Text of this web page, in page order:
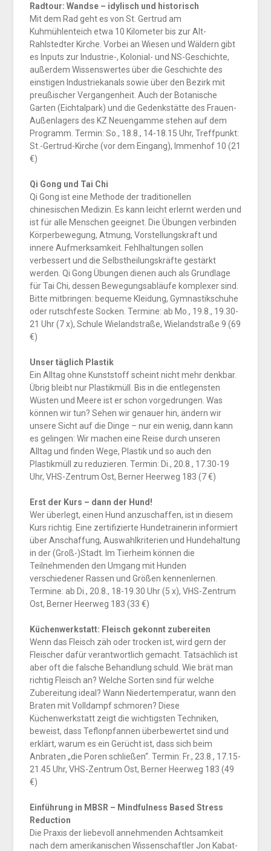
Radtour: Wandse – idylisch und historisch
Mit dem Rad geht es von St. Gertrud am
Kuhmühlenteich etwa 10 Kilometer bis zur Alt-
Rahlstedter Kirche. Vorbei an Wiesen und Wäldern gibt
es Inputs zur Industrie-, Kolonial- und NS-Geschichte,
außerdem Wissenswertes über die Geschichte des
einstigen Industriekanals sowie über den Bezirk mit
preußischer Vergangenheit. Auch der Botanische
Garten (Eichtalpark) und die Gedenkstätte des Frauen-
Außenlagers des KZ Neuengamme stehen auf dem
Programm. Termin: So., 18.8., 14-18.15 Uhr, Treffpunkt:
St.-Gertrud-Kirche (vor dem Eingang), Immenhof 10 (21
€)
Qi Gong und Tai Chi
Qi Gong ist eine Methode der traditionellen
chinesischen Medizin. Es kann leicht erlernt werden und
ist für alle Menschen geeignet. Die Übungen verbinden
Körperbewegung, Atmung, Vorstellungskraft und
innere Aufmerksamkeit. Fehlhaltungen sollen
verbessert und die Selbstheilungskräfte gestärkt
werden. Qi Gong Übungen dienen auch als Grundlage
für Tai Chi, dessen Bewegungsabläufe komplexer sind.
Bitte mitbringen: bequeme Kleidung, Gymnastikschuhe
oder rutschfeste Socken. Termine: ab Mo., 19.8., 19.30-
21 Uhr (7 x), Schule Wielandstraße, Wielandstraße 9 (69
€)
Unser täglich Plastik
Ein Alltag ohne Kunststoff scheint nicht mehr denkbar.
Übrig bleibt nur Plastikmüll. Bis in die entlegensten
Wüsten und Meere ist er schon vorgedrungen. Was
können wir tun? Sehen wir genauer hin, ändern wir
unsere Sicht auf die Dinge – nur ein wenig, dann kann
es gelingen: Wir machen eine Reise durch unseren
Alltag und finden Wege, Plastik und so auch den
Plastikmüll zu reduzieren. Termin: Di., 20.8., 17.30-19
Uhr, VHS-Zentrum Ost, Berner Heerweg 183 (7 €)
Erst der Kurs – dann der Hund!
Wer überlegt, einen Hund anzuschaffen, ist in diesem
Kurs richtig. Eine zertifizierte Hundetrainerin informiert
über Anschaffung, Auswahlkriterien und Hundehaltung
in der (Groß-)Stadt. Im Tierheim können die
Teilnehmenden den Umgang mit Hunden
verschiedener Rassen und Größen kennenlernen.
Termine: ab Di., 20.8., 18-19.30 Uhr (5 x), VHS-Zentrum
Ost, Berner Heerweg 183 (33 €)
Küchenwerkstatt: Fleisch gekonnt zubereiten
Wenn das Fleisch zäh oder trocken ist, wird gern der
Fleischer dafür verantwortlich gemacht. Tatsächlich ist
aber oft die falsche Behandlung schuld. Wie brät man
richtig Fleisch an? Welche Sorten sind für welche
Zubereitung ideal? Wann Niedertemperatur, wann den
Braten mit Volldampf schmoren? Diese
Küchenwerkstatt zeigt die wichtigsten Techniken,
beweist, dass Teflonpfannen überbewertet sind und
erklärt, warum es ein Gerücht ist, dass sich beim
Anbraten „die Poren schließen“. Termin: Fr., 23.8., 17.15-
21.45 Uhr, VHS-Zentrum Ost, Berner Heerweg 183 (49
€)
Einführung in MBSR – Mindfulness Based Stress
Reduction
Die Praxis der liebevoll annehmenden Achtsamkeit
nach dem amerikanischen Wissenschaftler Jon Kabat-